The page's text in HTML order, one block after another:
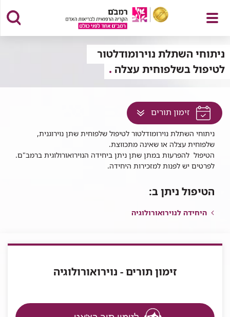
פתח
תפריט
ניתוחי השתלת נוירומודלטור
לטיפול בשלפוחית עצלה
זימון תוריםלחץ
למעבר
לתוכן
זה
בדף
ניתוחי השתלת נוירומודלטור לטיפול שלפוחית שתן נוירוגנית,
שלפוחית עצלה או שאינה מתכווצת.
הטיפול להפרעות במתן שתן ניתן ביחידה הנוירואורולוגית ברמב"ם.
לפרטים יש לפנות למזכירות היחידה.
הטיפול ניתן ב:
היחידה לנוירואורולוגיה
זימון תורים - נוירואורולוגיה